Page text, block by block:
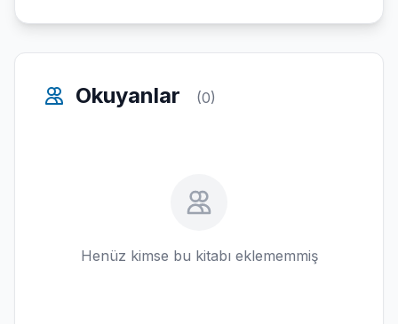
Okuyanlar (0)
Henüz kimse bu kitabı eklememmiş